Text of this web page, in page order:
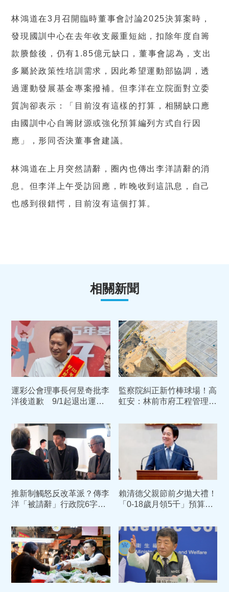
林鴻道在3月召開臨時董事會討論2025決算案時，
發現國訓中心在去年收支嚴重短絀，扣除年度自籌
款賸餘後，仍有1.85億元缺口，董事會認為，支出
多屬於政策性培訓需求，因此希望運動部協調，透
過運動發展基金專案撥補。但李洋在立院面對立委
質詢卻表示：「目前沒有這樣的打算，相關缺口應
由國訓中心自籌財源或強化預算編列方式自行因
應」，形同否決董事會建議。
林鴻道在上月突然請辭，圈內也傳出李洋請辭的消
息。但李洋上午受訪回應，昨晚收到這訊息，自己
也感到很錯愕，目前沒有這個打算。
相關新聞
運彩公會理事長何昱奇批李
洋後道歉 9/1起退出運彩
監察院糾正新竹棒球場！高
虹安：林前市府工程管理重
推新制觸怒反改革派？傳李
洋「被請辭」行政院6字回
賴清德父親節前夕拋大禮！
「0-18歲月領5千」預算入
時